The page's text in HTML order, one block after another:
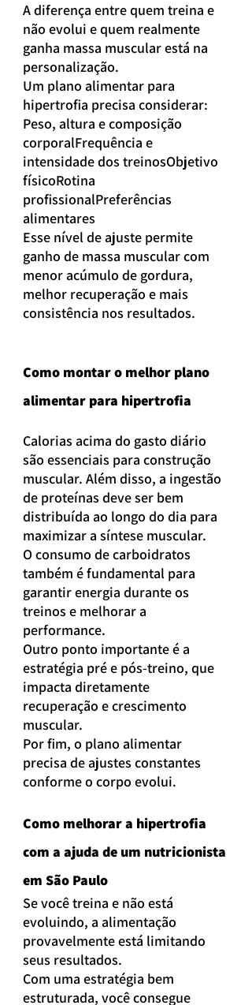
A diferença entre quem treina e
não evolui e quem realmente
ganha massa muscular está na
personalização.
Um plano alimentar para
hipertrofia precisa considerar:
Peso, altura e composição
corporalFrequência e
intensidade dos treinosObjetivo
físicoRotina
profissionalPreferências
alimentares
Esse nível de ajuste permite
ganho de massa muscular com
menor acúmulo de gordura,
melhor recuperação e mais
consistência nos resultados.
Como montar o melhor plano
alimentar para hipertrofia
Calorias acima do gasto diário
são essenciais para construção
muscular. Além disso, a ingestão
de proteínas deve ser bem
distribuída ao longo do dia para
maximizar a síntese muscular.
O consumo de carboidratos
também é fundamental para
garantir energia durante os
treinos e melhorar a
performance.
Outro ponto importante é a
estratégia pré e pós-treino, que
impacta diretamente
recuperação e crescimento
muscular.
Por fim, o plano alimentar
precisa de ajustes constantes
conforme o corpo evolui.
Como melhorar a hipertrofia
com a ajuda de um nutricionista
em São Paulo
Se você treina e não está
evoluindo, a alimentação
provavelmente está limitando
seus resultados.
Com uma estratégia bem
estruturada, você consegue